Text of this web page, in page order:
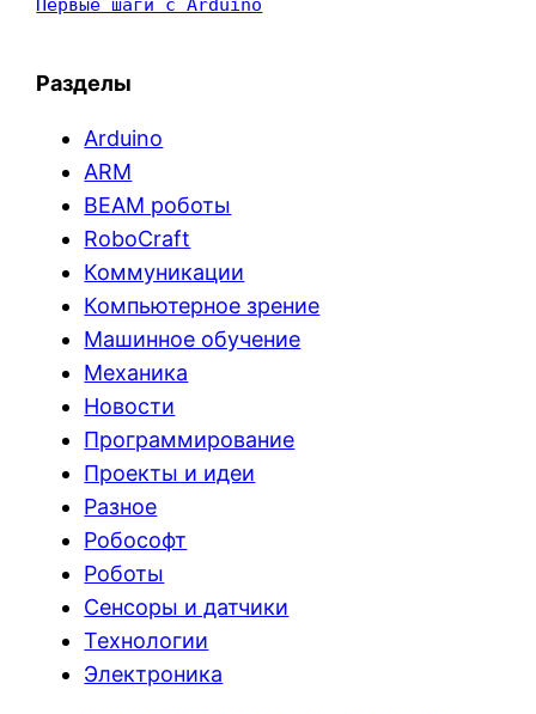
Разделы
Arduino
ARM
BEAM роботы
RoboCraft
Коммуникации
Компьютерное зрение
Машинное обучение
Механика
Новости
Программирование
Проекты и идеи
Разное
Робософт
Роботы
Сенсоры и датчики
Технологии
Электроника